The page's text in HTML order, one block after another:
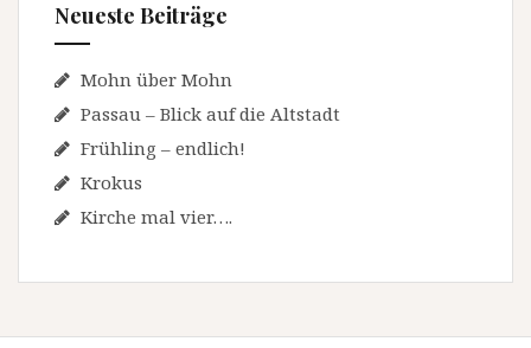
Neueste Beiträge
Mohn über Mohn
Passau – Blick auf die Altstadt
Frühling – endlich!
Krokus
Kirche mal vier….